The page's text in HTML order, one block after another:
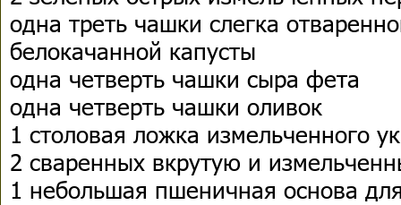
одна треть чашки слегка
белокачанной капусты
одна четверть чашки сыра фета
одна четверть чашки оливок
1 столовая ложка измельченного
2 сваренных вкрутую и
1 небольшая пшеничная основа